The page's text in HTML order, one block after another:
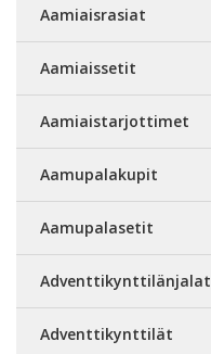
Aamiaisrasiat
Aamiaissetit
Aamiaistarjottimet
Aamupalakupit
Aamupalasetit
Adventtikynttilänjalat
Adventtikynttilät